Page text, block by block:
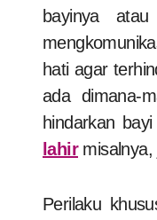
bayinya
hati agar
ada dimana-
hindarkan
lahirmisalnya,
Perilaku